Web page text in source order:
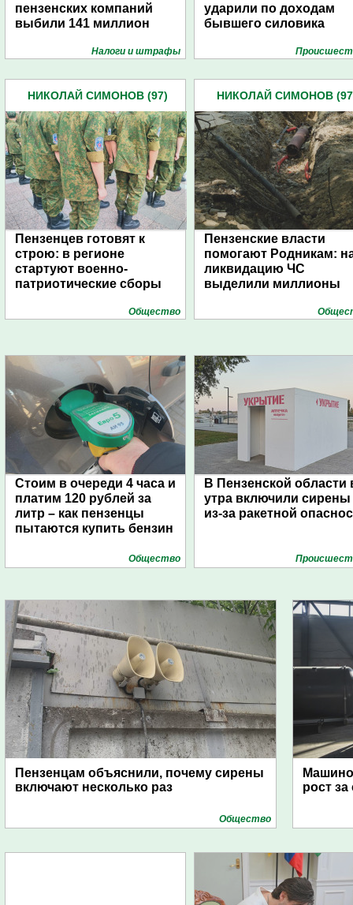
пензенских компаний
выбили 141 миллион
Налоги и штрафы
ударили по доходам
бывшего силовика
НИКОЛАЙ СИМОНОВ (97)
Пензенцев готовят к
строю: в регионе
стартуют военно-
патриотические сборы
Общество
НИКОЛАЙ СИМОНОВ
Пензенские власти
помогают Родникам:
ликвидацию ЧС
выделили миллионы
Стоим в очереди 4 часа и
платим 120 рублей за
литр – как пензенцы
пытаются купить бензин
Общество
В Пензенской области
утра включили сирены
из-за ракетной
Пензенцам объяснили, почему сирены
включают несколько раз
Общество
рост за